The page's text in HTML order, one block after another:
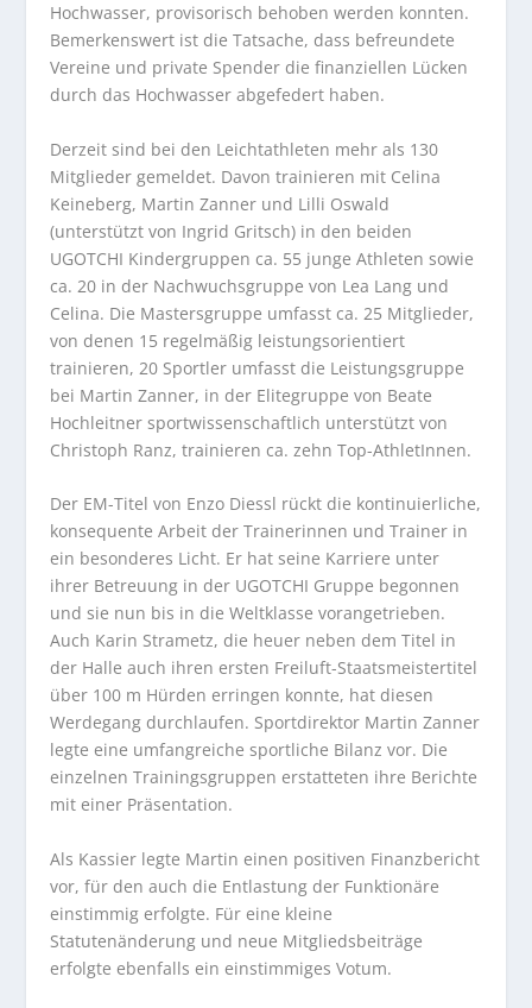
Hochwasser, provisorisch behoben werden konnten.
Bemerkenswert ist die Tatsache, dass befreundete
Vereine und private Spender die finanziellen Lücken
durch das Hochwasser abgefedert haben.
Derzeit sind bei den Leichtathleten mehr als 130
Mitglieder gemeldet. Davon trainieren mit Celina
Keineberg, Martin Zanner und Lilli Oswald
(unterstützt von Ingrid Gritsch) in den beiden
UGOTCHI Kindergruppen ca. 55 junge Athleten sowie
ca. 20 in der Nachwuchsgruppe von Lea Lang und
Celina. Die Mastersgruppe umfasst ca. 25 Mitglieder,
von denen 15 regelmäßig leistungsorientiert
trainieren, 20 Sportler umfasst die Leistungsgruppe
bei Martin Zanner, in der Elitegruppe von Beate
Hochleitner sportwissenschaftlich unterstützt von
Christoph Ranz, trainieren ca. zehn Top-AthletInnen.
Der EM-Titel von Enzo Diessl rückt die kontinuierliche,
konsequente Arbeit der Trainerinnen und Trainer in
ein besonderes Licht. Er hat seine Karriere unter
ihrer Betreuung in der UGOTCHI Gruppe begonnen
und sie nun bis in die Weltklasse vorangetrieben.
Auch Karin Strametz, die heuer neben dem Titel in
der Halle auch ihren ersten Freiluft-Staatsmeistertitel
über 100 m Hürden erringen konnte, hat diesen
Werdegang durchlaufen. Sportdirektor Martin Zanner
legte eine umfangreiche sportliche Bilanz vor. Die
einzelnen Trainingsgruppen erstatteten ihre Berichte
mit einer Präsentation.
Als Kassier legte Martin einen positiven Finanzbericht
vor, für den auch die Entlastung der Funktionäre
einstimmig erfolgte. Für eine kleine
Statutenänderung und neue Mitgliedsbeiträge
erfolgte ebenfalls ein einstimmiges Votum.